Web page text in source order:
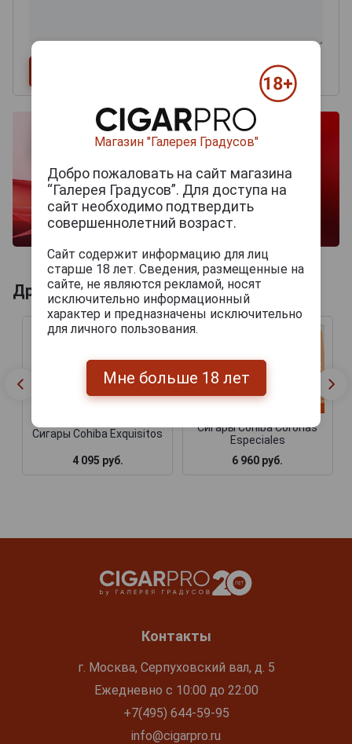
Другие продукты бренда COHIBA
Сигары Cohiba Exquisitos
4 095 руб.
Сигары Cohiba Coronas
Especiales
6 960 руб.
Контакты
г. Москва, Серпуховский вал, д. 5
Ежедневно с 10:00 до 22:00
+7(495) 644-59-95
info@cigarpro.ru
Магазин "Галерея Градусов"
Добро пожаловать на сайт магазина
“Галерея Градусов”. Для доступа на
сайт необходимо подтвердить
совершеннолетний возраст.
Сайт содержит информацию для лиц
старше 18 лет. Сведения, размещенные на
сайте, не являются рекламой, носят
исключительно информационный
характер и предназначены исключительно
для личного пользования.
Мне больше 18 лет